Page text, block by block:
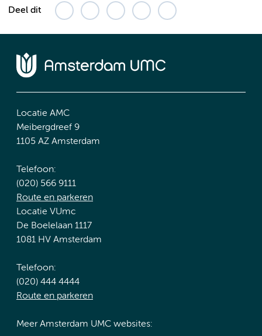
Deel dit
Locatie AMC
Meibergdreef 9
1105 AZ Amsterdam
Telefoon:
(020) 566 9111
Route en parkeren
Locatie VUmc
De Boelelaan 1117
1081 HV Amsterdam
Telefoon:
(020) 444 4444
Route en parkeren
Meer Amsterdam UMC websites: